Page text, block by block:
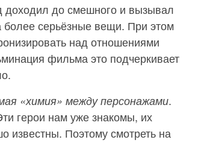
до смешного и вызывал
более серьёзные вещи. При этом
над отношениями
фильма это подчеркивает
«химия» между персонажами.
герои нам уже знакомы, их
известны. Поэтому смотреть на